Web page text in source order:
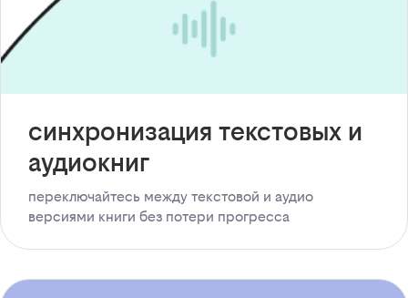
синхронизация текстовых и
аудиокниг
переключайтесь между текстовой и аудио
версиями книги без потери прогресса